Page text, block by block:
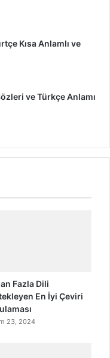
Kısa Anlamlı ve
ve Türkçe Anlamı
Fazla Dili
En İyi Çeviri
23, 2024